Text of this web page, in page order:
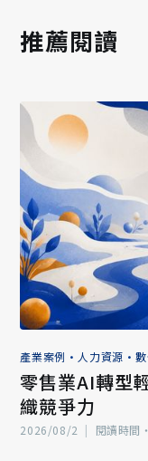
推薦閱讀
產業案例 • 人力資源 •
零售業AI轉型
織競爭力
2026/08/2 | 閱讀時間